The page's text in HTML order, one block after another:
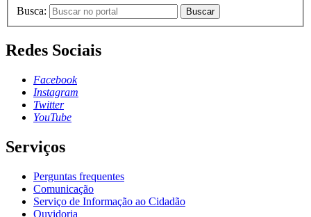
Busca: Buscar
Redes Sociais
Facebook
Instagram
Twitter
YouTube
Serviços
Perguntas frequentes
Comunicação
Serviço de Informação ao Cidadão
Ouvidoria